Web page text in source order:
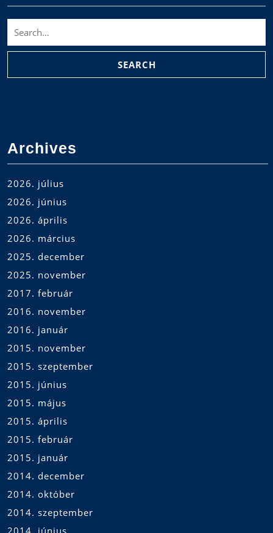
for:
Archives
2026. július
2026. június
2026. április
2026. március
2025. december
2025. november
2017. február
2016. november
2016. január
2015. november
2015. szeptember
2015. június
2015. május
2015. április
2015. február
2015. január
2014. december
2014. október
2014. szeptember